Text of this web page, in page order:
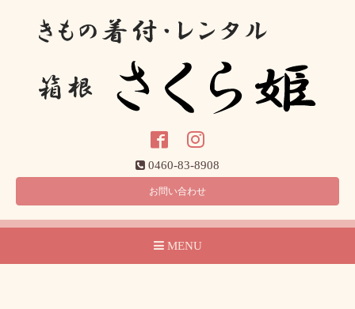
0460-83-8908
お問い合わせ
MENU